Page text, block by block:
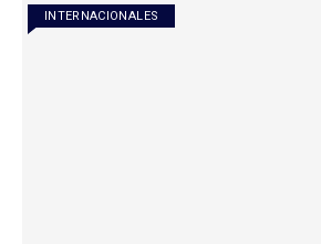
INTERNACIONALES